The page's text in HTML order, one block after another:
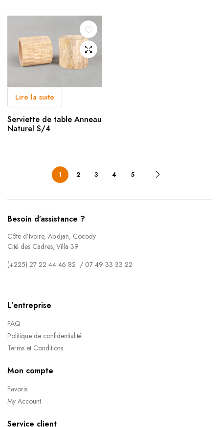
Lire la suite
Serviette de table Anneau
Naturel S/4
1 2 3 4 5
Besoin d’assistance ?
Côte d’Ivoire, Abidjan, Cocody
Cité des Cadres, Villa 39
(+225) 27 22 44 46 82 / 07 49 33 33 22
L’entreprise
FAQ
Politique de confidentialité
Terms et Conditions
Mon compte
Favoris
My Account
Service client